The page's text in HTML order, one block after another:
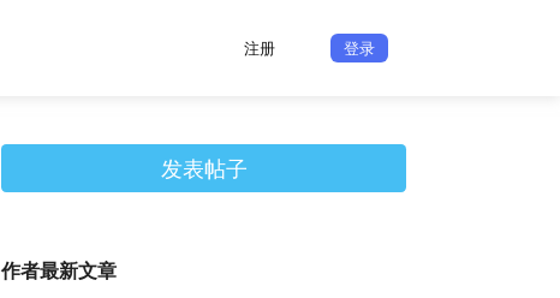
注册 登录
发表帖子
作者最新文章